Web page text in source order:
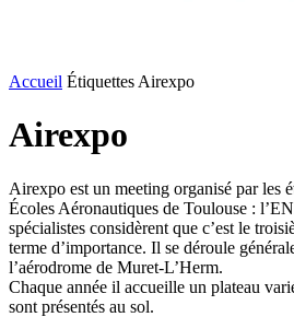
Accueil Étiquettes Airexpo
Airexpo
Airexpo est un meeting organisé par les
Écoles Aéronautiques de Toulouse :
spécialistes considèrent que c’est le
terme d’importance. Il se déroule
l’aérodrome de Muret-L’Herm.
Chaque année il accueille un plateau
sont présentés au sol.